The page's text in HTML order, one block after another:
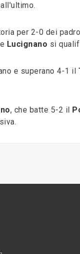
per 2-0 dei
e Lucignano si
e superano 4-1 il
, che batte 5-2 il